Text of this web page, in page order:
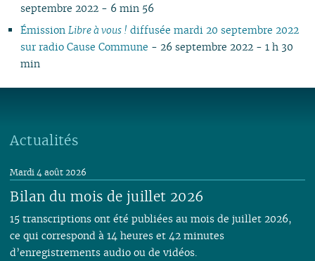
septembre 2022 - 6 min 56
Émission Libre à vous ! diffusée mardi 20 septembre 2022
sur radio Cause Commune - 26 septembre 2022 - 1 h 30
min
Actualités
Bilan du mois de juillet 2026
Mardi 4 août 2026
15 transcriptions ont été publiées au mois de juillet 2026,
ce qui correspond à 14 heures et 42 minutes
d’enregistrements audio ou de vidéos.